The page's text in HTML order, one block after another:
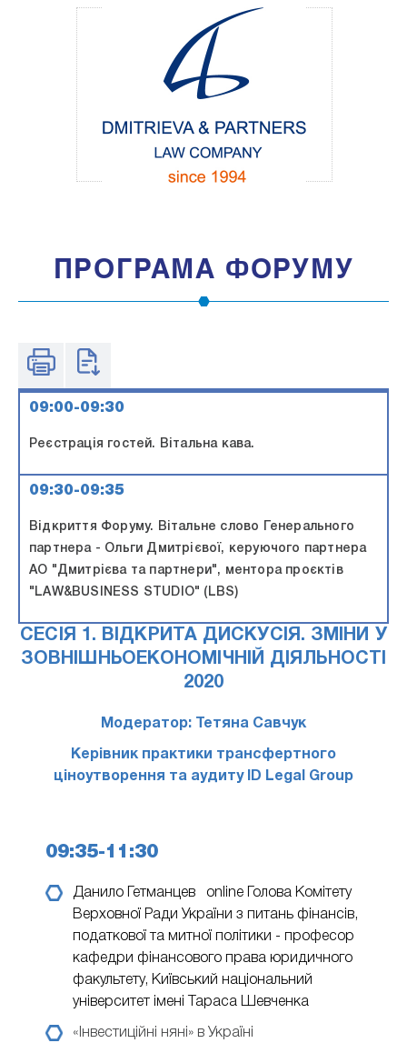
ПРОГРАМА ФОРУМУ
09:00-09:30
Реєстрація гостей. Вітальна кава.
09:30-09:35
Відкриття Форуму. Вітальне слово Генерального
партнера - Ольги Дмитрієвої, керуючого партнера
АО "Дмитрієва та партнери", ментора проєктів
"LAW&BUSINESS STUDIO" (LBS)
СЕСІЯ 1. ВІДКРИТА ДИСКУСІЯ. ЗМІНИ У
ЗОВНІШНЬОЕКОНОМІЧНІЙ ДІЯЛЬНОСТІ
2020
Модератор: Тетяна Савчук
Керівник практики трансфертного
ціноутворення та аудиту ID Legal Group
09:35-11:30
Данило Гетманцев online Голова Комітету
Верховної Ради України з питань фінансів,
податкової та митної політики - професор
кафедри фінансового права юридичного
факультету, Київський національний
університет імені Тараса Шевченка
«Інвестиційні няні» в Україні